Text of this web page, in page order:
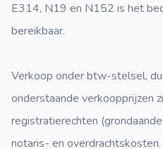
E314, N19 en N152 is het
bereikbaar.
Verkoop onder btw-stelsel,
onderstaande verkoopprijzen
registratierechten
notaris- en overdrachtskosten.